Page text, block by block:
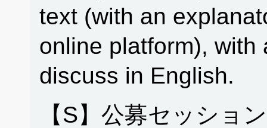
text (with an
online platform), with
discuss in English.
【S】公募セッショ